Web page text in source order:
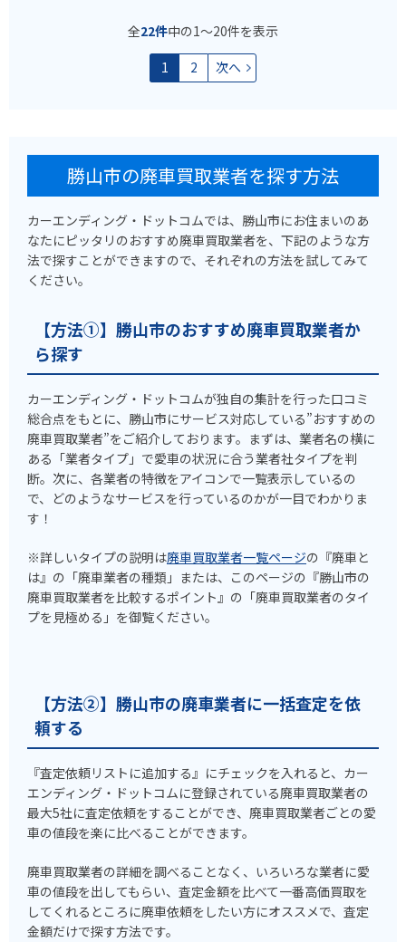
全22件中の1〜20件を表示
1
2 次へ
勝山市の廃車買取業者を探す方法
カーエンディング・ドットコムでは、勝山市にお住まいのあ
なたにピッタリのおすすめ廃車買取業者を、下記のような方
法で探すことができますので、それぞれの方法を試してみて
ください。
【方法①】勝山市のおすすめ廃車買取業者か
ら探す
カーエンディング・ドットコムが独自の集計を行った口コミ
総合点をもとに、勝山市にサービス対応している”おすすめの
廃車買取業者”をご紹介しております。まずは、業者名の横に
ある「業者タイプ」で愛車の状況に合う業者社タイプを判
断。次に、各業者の特徴をアイコンで一覧表示しているの
で、どのようなサービスを行っているのかが一目でわかりま
す！
※詳しいタイプの説明は廃車買取業者一覧ページの『廃車と
は』の「廃車業者の種類」または、このページの『勝山市の
廃車買取業者を比較するポイント』の「廃車買取業者のタイ
プを見極める」を御覧ください。
【方法②】勝山市の廃車業者に一括査定を依
頼する
『査定依頼リストに追加する』にチェックを入れると、カー
エンディング・ドットコムに登録されている廃車買取業者の
最大5社に査定依頼をすることができ、廃車買取業者ごとの愛
車の値段を楽に比べることができます。
廃車買取業者の詳細を調べることなく、いろいろな業者に愛
車の値段を出してもらい、査定金額を比べて一番高価買取を
してくれるところに廃車依頼をしたい方にオススメで、査定
金額だけで探す方法です。